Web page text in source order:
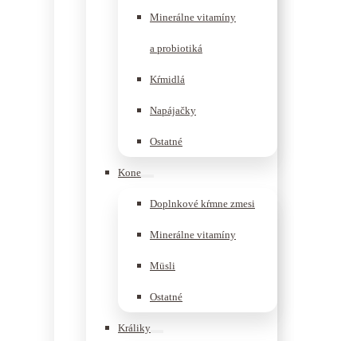
Minerálne vitamíny
a probiotiká
Kŕmidlá
Napájačky
Ostatné
Kone
Doplnkové kŕmne zmesi
Minerálne vitamíny
Müsli
Ostatné
Králiky